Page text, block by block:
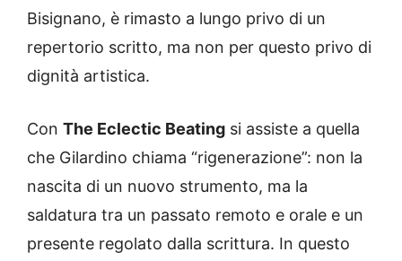
Bisignano, è rimasto a lungo privo di un
repertorio scritto, ma non per questo privo di
dignità artistica.
Con The Eclectic Beating si assiste a quella
che Gilardino chiama “rigenerazione”: non la
nascita di un nuovo strumento, ma la
saldatura tra un passato remoto e orale e un
presente regolato dalla scrittura. In questo